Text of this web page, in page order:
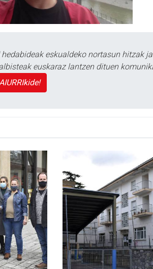
hedabideak eskualdeko nortasun hitzak
euskaraz lantzen dituen